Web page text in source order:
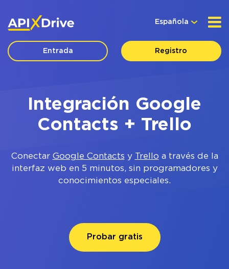
Española
Entrada Registro
Integración Google
Contacts + Trello
Conectar Google Contacts y Trello a través de la
interfaz web en 5 minutos, sin programadores y
conocimientos especiales.
Probar gratis